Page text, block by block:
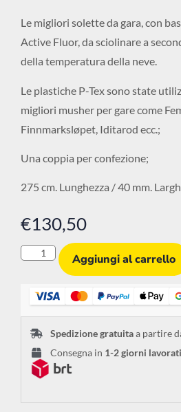
Le migliori solette da gara, con
Active Fluor, da sciolinare a
della temperatura della neve.
Le plastiche P-Tex sono state
migliori musher per gare come
Finnmarksløpet, Iditarod ecc.;
Una coppia per confezione;
275 cm. Lunghezza / 40 mm.
€130,50
Aggiungi al carrello
Spedizione gratuitaa partire
Consegna in 1-2 giorni